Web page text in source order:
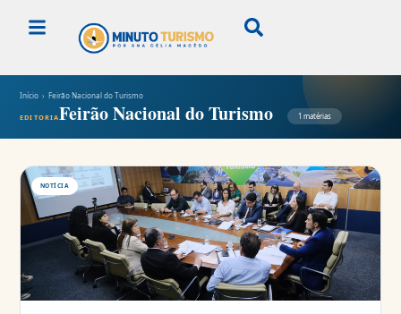
Início › Feirão Nacional do Turismo
EDITORIAFeirão Nacional do Turismo 1 matérias
NOTÍCIA